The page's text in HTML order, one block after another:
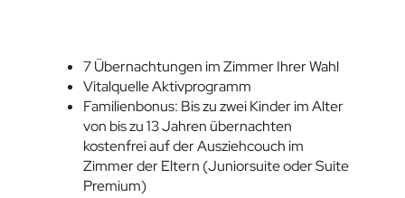
7 Übernachtungen im Zimmer Ihrer Wahl
Vitalquelle Aktivprogramm
Familienbonus: Bis zu zwei Kinder im Alter
von bis zu 13 Jahren übernachten
kostenfrei auf der Ausziehcouch im
Zimmer der Eltern (Juniorsuite oder Suite
Premium)